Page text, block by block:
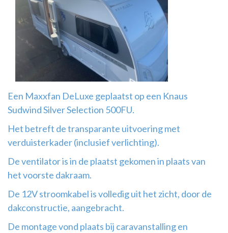
montage
Een Maxxfan DeLuxe geplaatst op een Knaus
Sudwind Silver Selection 500FU.
Het betreft de transparante uitvoering met
verduisterkader (inclusief verlichting).
De ventilator is in de plaatst gekomen in plaats van
het voorste dakraam.
De 12V stroomkabel is volledig uit het zicht, door de
dakconstructie, aangebracht.
De montage vond plaats bij caravanstalling en